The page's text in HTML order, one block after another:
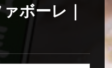
ボーレ｜